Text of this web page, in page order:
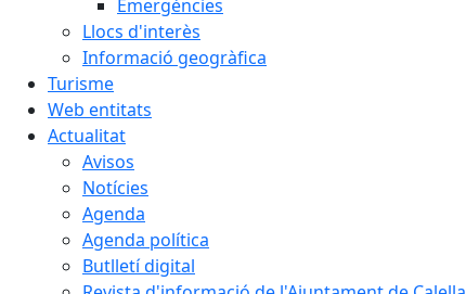
Emergències
Llocs d'interès
Informació geogràfica
Turisme
Web entitats
Actualitat
Avisos
Notícies
Agenda
Agenda política
Butlletí digital